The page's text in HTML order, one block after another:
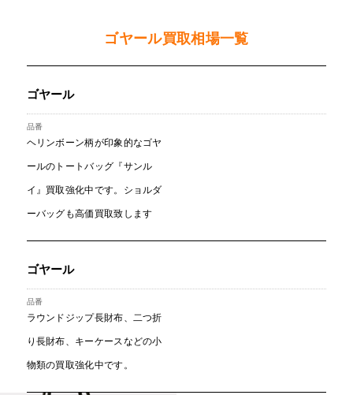
ゴヤール買取相場一覧
ゴヤール
ヘリンボーン柄が印象的なゴヤ
ールのトートバッグ『サンル
イ』買取強化中です。ショルダ
ーバッグも高価買取致します
ゴヤール
ラウンドジップ長財布、二つ折
り長財布、キーケースなどの小
物類の買取強化中です。